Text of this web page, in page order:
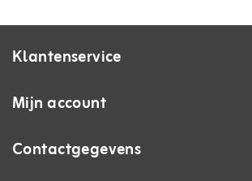
Klantenservice
Mijn account
Contactgegevens